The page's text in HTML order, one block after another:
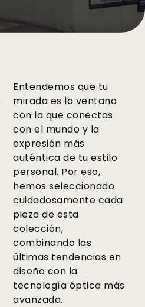
Entendemos que tu
mirada es la ventana
con la que conectas
con el mundo y la
expresión más
auténtica de tu estilo
personal. Por eso,
hemos seleccionado
cuidadosamente cada
pieza de esta
colección,
combinando las
últimas tendencias en
diseño con la
tecnología óptica más
avanzada.